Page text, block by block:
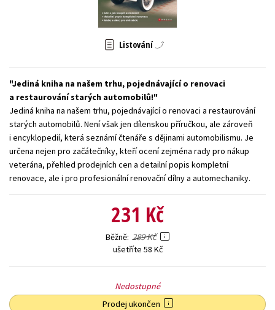
Zahraniční literatura
Všechny tituly
Listování
Jediná kniha na našem trhu, pojednávající o renovaci
a restaurování starých automobilů!
Jediná kniha na našem trhu, pojednávající o renovaci a restaurování
starých automobilů. Není však jen dílenskou příručkou, ale zároveň
i encyklopedií, která seznámí čtenáře s dějinami automobilismu. Je
určena nejen pro začátečníky, kteří ocení zejména rady pro nákup
veterána, přehled prodejních cen a detailní popis kompletní
renovace, ale i pro profesionální renovační dílny a automechaniky.
231 Kč
Běžně 289 Kč
ušetříte 58 Kč
Nedostupné
Prodej ukončen